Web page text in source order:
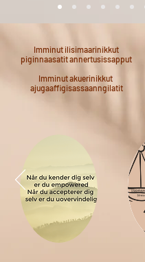
Imminut ilisimaarinikkut
piginnaasatit annertusissapput
Imminut akuerinikkut
ajugaaffigisassaanngilatit